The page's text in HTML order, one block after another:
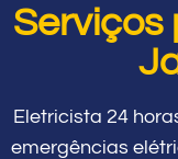
Serviços
Eletricista 24
emergências